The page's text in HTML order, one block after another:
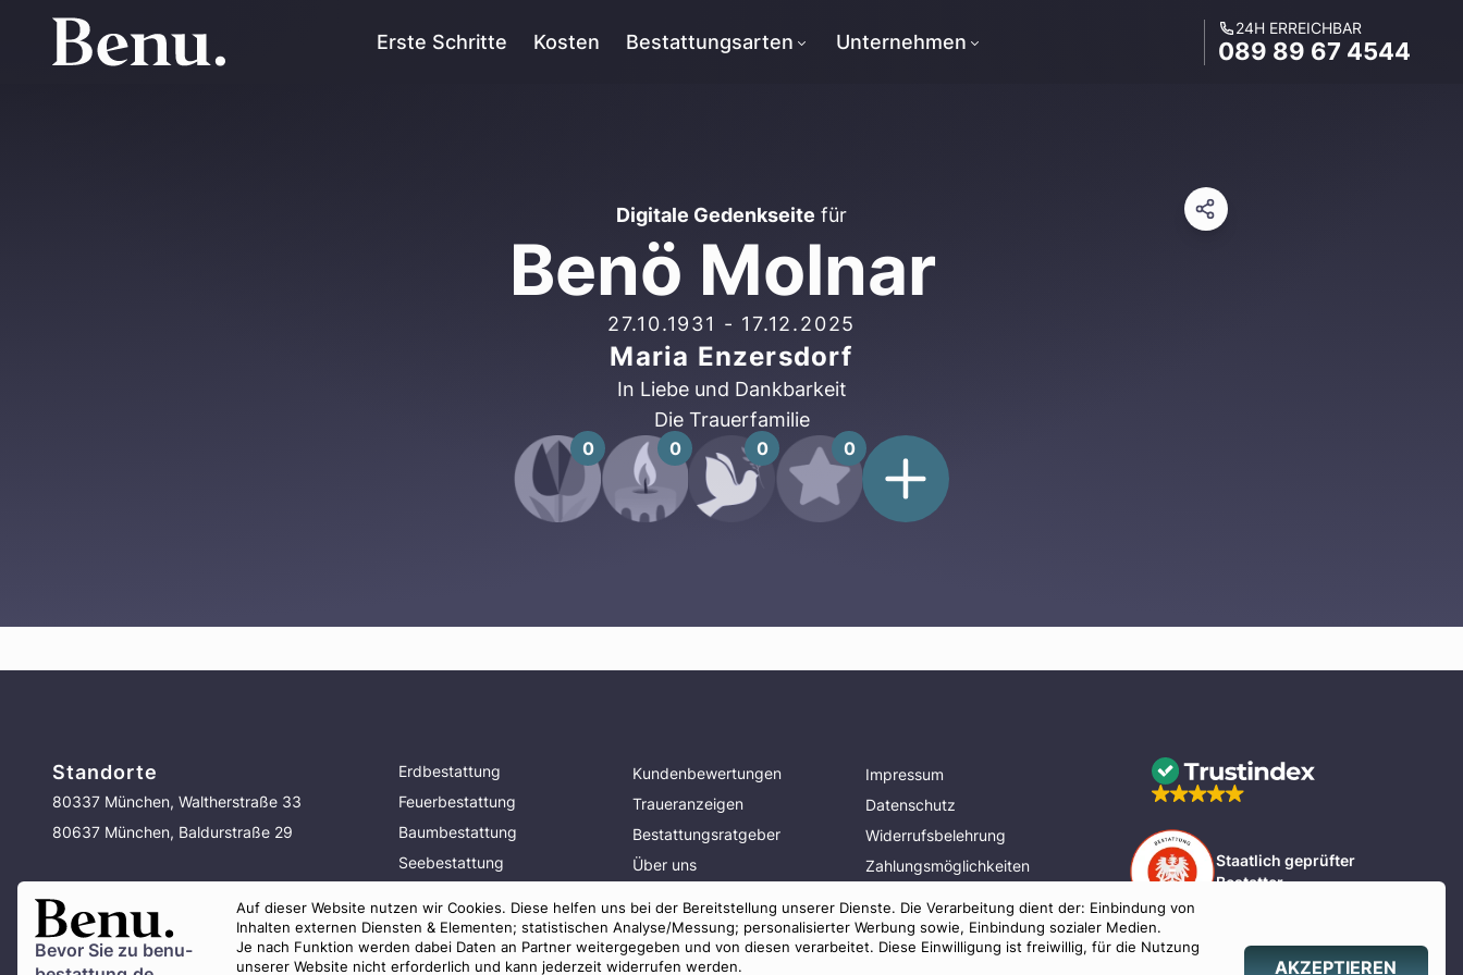
Bevor Sie zu benu-
Auf dieser Website nutzen wir Cookies. Diese helfen uns bei der Bereitstellung unserer Dienste. Die Verarbeitung dient der: Einbindung von
Inhalten externen Diensten & Elementen; statistischen Analyse/Messung; personalisierter Werbung sowie, Einbindung sozialer Medien.
Je nach Funktion werden dabei Daten an Partner weitergegeben und von diesen verarbeitet. Diese Einwilligung ist freiwillig, für die Nutzung
unserer Website nicht erforderlich und kann jederzeit widerrufen werden.
AKZEPTIEREN
Erste Schritte Kosten Bestattungsarten Unternehmen
24H ERREICHBAR
089 89 67 4544
Digitale Gedenkseite für
Benö Molnar
27.10.1931 - 17.12.2025
Maria Enzersdorf
In Liebe und Dankbarkeit
Die Trauerfamilie
0 0 0 0
Standorte
80337 München, Waltherstraße 33
80637 München, Baldurstraße 29
Erdbestattung
Feuerbestattung
Baumbestattung
Seebestattung
Vorsorge
Kundenbewertungen
Traueranzeigen
Bestattungsratgeber
Über uns
AGB
Impressum
Datenschutz
Widerrufsbelehrung
Zahlungsmöglichkeiten
Bestatterverband Bayern
Staatlich geprüfter
Bestatter